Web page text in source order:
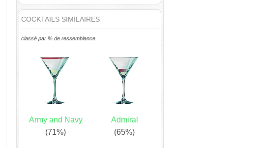
COCKTAILS SIMILAIRES
classé par % de ressemblance
Army and Navy
(71%)
Admiral
(65%)